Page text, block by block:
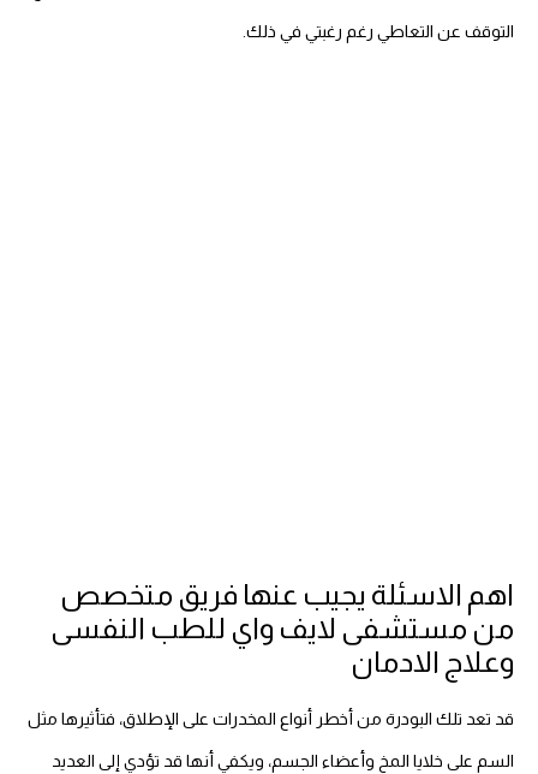
التوقف عن التعاطي رغم رغبتي في ذلك.
اهم الاسئلة يجيب عنها فريق متخصص
من مستشفى لايف واي للطب النفسى
وعلاج الادمان
قد تعد تلك البودرة من أخطر أنواع المخدرات على الإطلاق، فتأثيرها مثل
السم على خلايا المخ وأعضاء الجسم، ويكفي أنها قد تؤدي إلى العديد